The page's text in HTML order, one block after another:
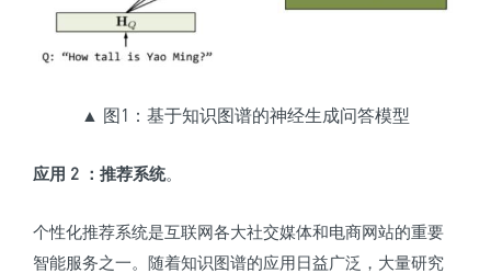
▲ 图1：基于知识图谱的神经生成问答模型
应用 2 ：推荐系统。
个性化推荐系统是互联网各大社交媒体和电商网站的重要
智能服务之一。随着知识图谱的应用日益广泛，大量研究